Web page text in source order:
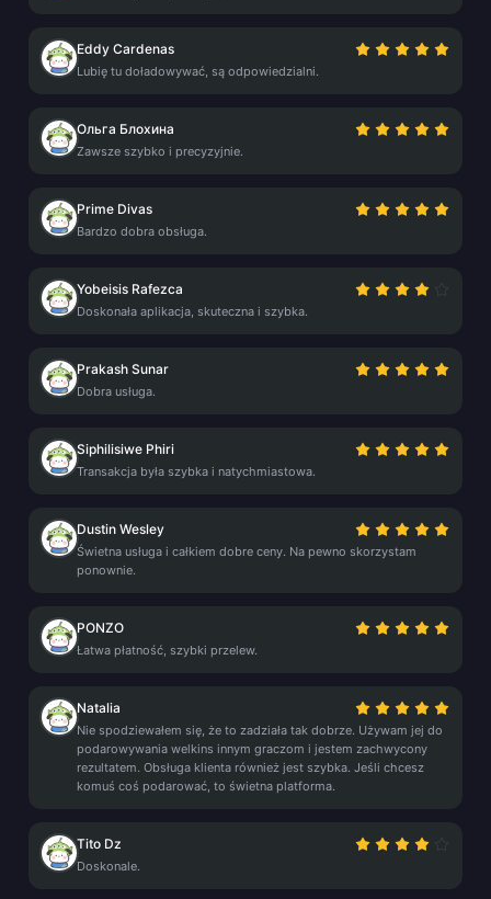
Eddy Cardenas
Lubię tu doładowywać, są odpowiedzialni.
Ольга Блохина
Zawsze szybko i precyzyjnie.
Prime Divas
Bardzo dobra obsługa.
Yobeisis Rafezca
Doskonała aplikacja, skuteczna i szybka.
Prakash Sunar
Dobra usługa.
Siphilisiwe Phiri
Transakcja była szybka i natychmiastowa.
Dustin Wesley
Świetna usługa i całkiem dobre ceny. Na pewno skorzystam
ponownie.
PONZO
Łatwa płatność, szybki przelew.
Natalia
Nie spodziewałem się, że to zadziała tak dobrze. Używam jej do
podarowywania welkins innym graczom i jestem zachwycony
rezultatem. Obsługa klienta również jest szybka. Jeśli chcesz
komuś coś podarować, to świetna platforma.
Tito Dz
Doskonale.